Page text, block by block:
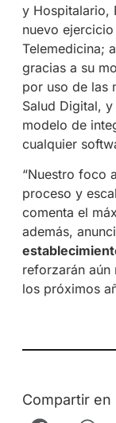
y Hospitalario,
nuevo
Telemedicina;
gracias a su
por uso de las
Salud Digital,
modelo de
cualquier
“Nuestro foco
proceso y
comenta el
además,
reforzarán aún
los próximos
Compartir en